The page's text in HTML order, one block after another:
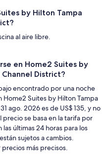
by Hilton Tampa
al aire libre.
en Home2 Suites by
District?
encontrado por una noche
Suites by Hilton Tampa
ago. 2026 es de US$ 135, y no
se basa en la tarifa por
últimas 24 horas para los
sujetos a cambios.
precios más precisos.